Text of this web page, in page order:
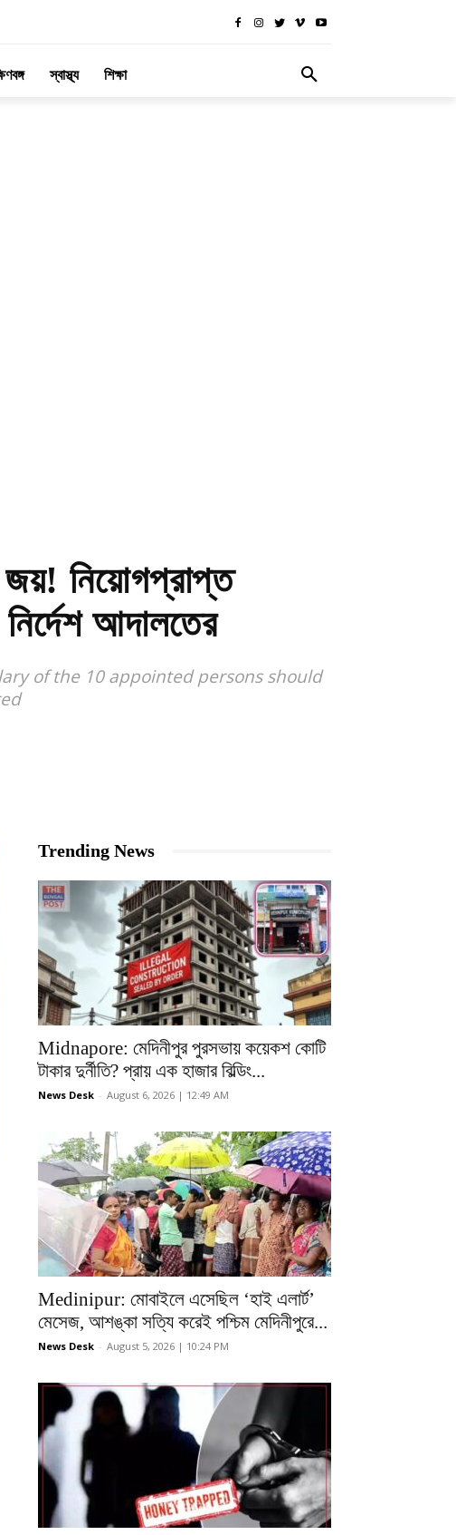
স্বাস্থ্য শিক্ষা
জয়! নিয়োগপ্রাপ্ত
আদালতের
of the 10 appointed persons should
Trending News
Midnapore: মেদিনীপুর পুরসভায় কয়েকশ কোটি
টাকার দুর্নীতি? প্রায় এক হাজার বিল্ডিং...
News Desk - August 6, 2026 | 12:49 AM
Medinipur: মোবাইলে এসেছিল ‘হাই এলার্ট’
মেসেজ, আশঙ্কা সত্যি করেই পশ্চিম মেদিনীপুরে...
News Desk - August 5, 2026 | 10:24 PM